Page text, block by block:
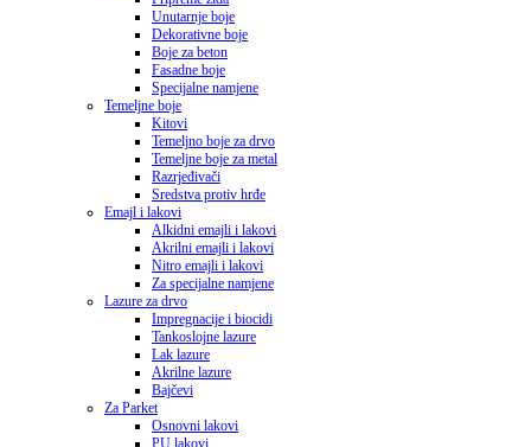
Unutarnje boje
Dekorativne boje
Boje za beton
Fasadne boje
Specijalne namjene
Temeljne boje
Kitovi
Temeljno boje za drvo
Temeljne boje za metal
Razrjeđivači
Sredstva protiv hrđe
Emajl i lakovi
Alkidni emajli i lakovi
Akrilni emajli i lakovi
Nitro emajli i lakovi
Za specijalne namjene
Lazure za drvo
Impregnacije i biocidi
Tankoslojne lazure
Lak lazure
Akrilne lazure
Bajčevi
Za Parket
Osnovni lakovi
PU lakovi